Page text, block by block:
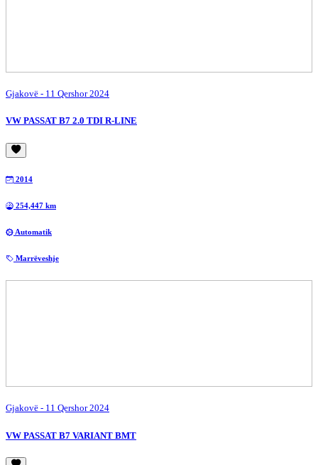
Gjakovë - 11 Qershor 2024
VW PASSAT B7 2.0 TDI R-LINE
2014
254,447 km
Automatik
Marrëveshje
Gjakovë - 11 Qershor 2024
VW PASSAT B7 VARIANT BMT